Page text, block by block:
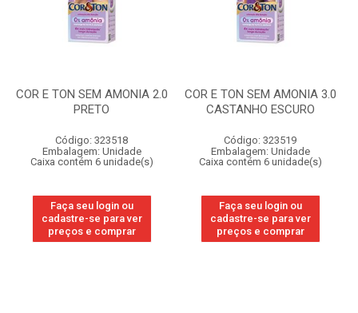
COR E TON SEM AMONIA 2.0
PRETO
Código: 323518
Embalagem: Unidade
Caixa contém 6 unidade(s)
Faça seu login ou
cadastre-se para ver
preços e comprar
COR E TON SEM AMONIA 3.0
CASTANHO ESCURO
Código: 323519
Embalagem: Unidade
Caixa contém 6 unidade(s)
Faça seu login ou
cadastre-se para ver
preços e comprar